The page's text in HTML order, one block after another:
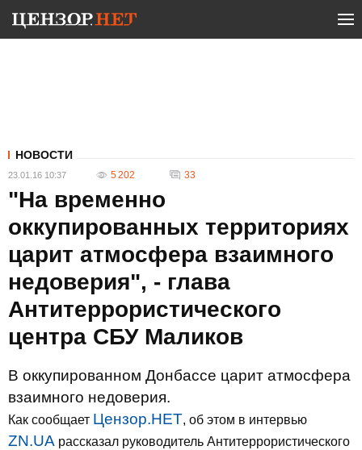
НОВОСТИ
23.01.16 10:37 5 202 33
"На временно
оккупированных территориях
царит атмосфера взаимного
недоверия", - глава
Антитеррористического
центра СБУ Маликов
В оккупированном Донбассе царит атмосфера
взаимного недоверия.
Как сообщает Цензор.НЕТ, об этом в интервью
ZN.UA рассказал руководитель Антитеррористического